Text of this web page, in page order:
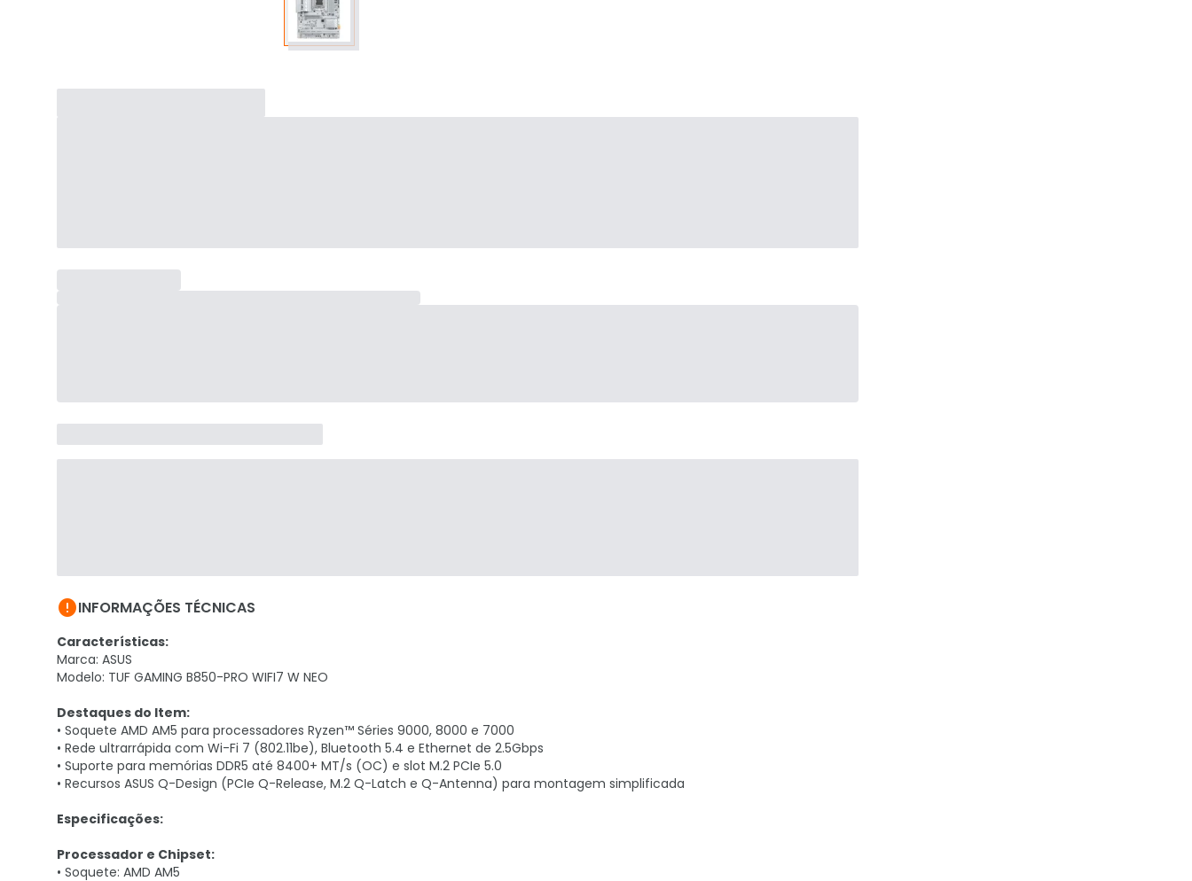
INFORMAÇÕES TÉCNICAS
Características:
Marca: ASUS
Modelo: TUF GAMING B850-PRO WIFI7 W NEO
Destaques do Item:
• Soquete AMD AM5 para processadores Ryzen™ Séries 9000, 8000 e 7000
• Rede ultrarrápida com Wi-Fi 7 (802.11be), Bluetooth 5.4 e Ethernet de 2.5Gbps
• Suporte para memórias DDR5 até 8400+ MT/s (OC) e slot M.2 PCIe 5.0
• Recursos ASUS Q-Design (PCIe Q-Release, M.2 Q-Latch e Q-Antenna) para montagem simplificada
Especificações:
Processador e Chipset:
• Soquete: AMD AM5